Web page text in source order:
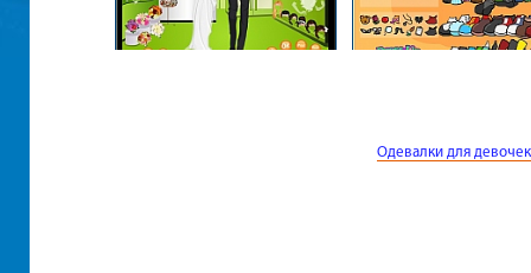
Одевалки для девочек